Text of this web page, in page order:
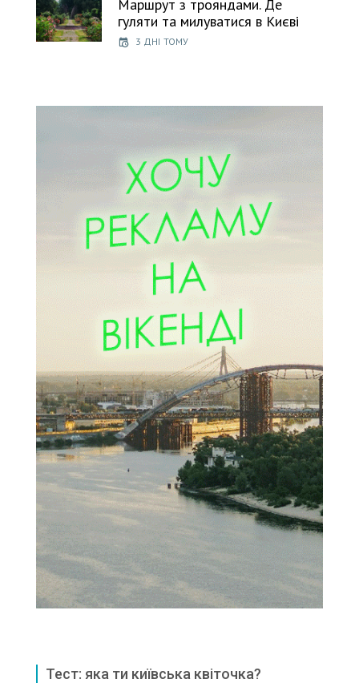
Маршрут з трояндами. Де
гуляти та милуватися в Києві
3 ДНІ ТОМУ
Тест: яка ти київська квіточка?